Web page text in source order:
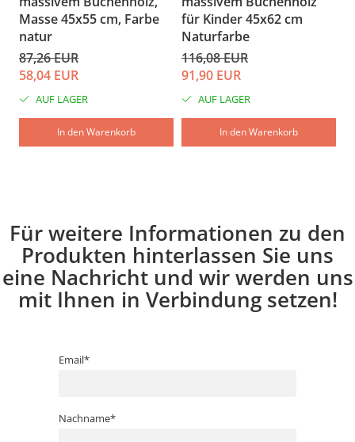
Masse 45x55 cm, Farbe
natur
87,26 EUR
58,04 EUR
AUF LAGER
In den Warenkorb
für Kinder 45x62 cm
Naturfarbe
116,08 EUR
91,90 EUR
AUF LAGER
In den Warenkorb
Für weitere Informationen zu den
Produkten hinterlassen Sie uns
eine Nachricht und wir werden uns
mit Ihnen in Verbindung setzen!
Email*
Nachname*